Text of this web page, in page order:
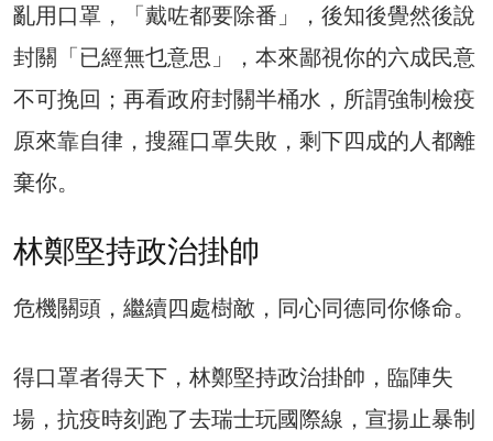
亂用口罩，「戴咗都要除番」，後知後覺然後說
封關「已經無乜意思」，本來鄙視你的六成民意
不可挽回；再看政府封關半桶水，所謂強制檢疫
原來靠自律，搜羅口罩失敗，剩下四成的人都離
棄你。
林鄭堅持政治掛帥
危機關頭，繼續四處樹敵，同心同德同你條命。
得口罩者得天下，林鄭堅持政治掛帥，臨陣失
場，抗疫時刻跑了去瑞士玩國際線，宣揚止暴制